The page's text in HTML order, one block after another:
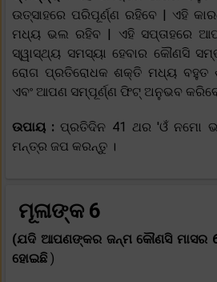
ଉତ୍ସାହରେ ପରିପୂର୍ଣ୍ଣ ରହିବେ | ଏହି
ମଧ୍ୟ ଭଲ ରହିବ | ଏହି ସପ୍ତାହରେ
ସ୍ୱାସ୍ଥ୍ୟ ସମସ୍ୟା ହେବାର କୌଣସି
ରୋଗ ପ୍ରତିରୋଧକ ଶକ୍ତି ମଧ୍ୟ ବହୁତ
ଏବଂ ଆପଣ ସମ୍ପୂର୍ଣ୍ଣ ଫିଟ୍ ଅନୁଭବ
ଉପାୟ :ପ୍ରତିଦିନ 41 ଥର 'ଓଁ ନମୋ
ମନ୍ତ୍ର ଜପ କରନ୍ତୁ ।
ମୂଳାଙ୍କ 6
(ଯଦି ଆପଣଙ୍କର ଜନ୍ମ କୌଣସି ମାସର
ହୋଇଛି )